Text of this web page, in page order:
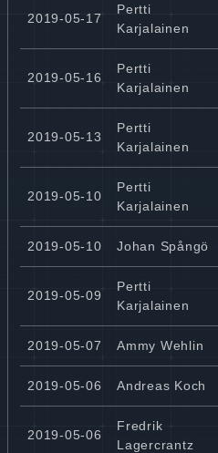
2019-05-17
Pertti
Karjalainen
2019-05-16
Pertti
Karjalainen
2019-05-13
Pertti
Karjalainen
2019-05-10
Pertti
Karjalainen
2019-05-10 Johan Spångö
2019-05-09
Pertti
Karjalainen
2019-05-07 Ammy Wehlin
2019-05-06 Andreas Koch
2019-05-06
Fredrik
Lagercrantz